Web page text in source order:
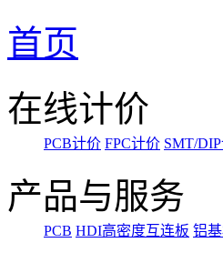
首页
在线计价
PCB计价 FPC计价 SMT/
产品与服务
PCB HDI高密度互连板 铝